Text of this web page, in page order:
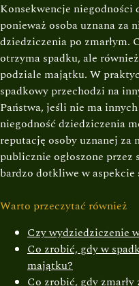
Konsekwencje niegodności
ponieważ osoba uznana za
dziedziczenia po zmarłym.
otrzyma spadku, ale
podziale majątku. W
spadkowy przechodzi na
Państwa, jeśli nie ma
niegodność dziedziczenia
reputację osoby uznanej za
publicznie ogłoszone
bardzo dotkliwe w aspekcie
Warto przeczytać również
Czy wydziedziczenie
Co zrobić, gdy w
majątku?
Co zrobić, gdy